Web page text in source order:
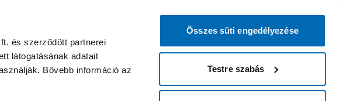
és szerződött partnerei
látogatásának adatait
Bővebb információ az
Összes süti engedélyezése
Testre szabás